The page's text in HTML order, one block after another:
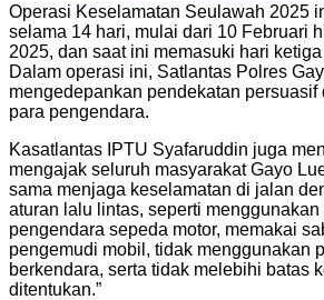
Operasi Keselamatan Seulawah 2025
selama 14 hari, mulai dari 10 Februari
2025, dan saat ini memasuki hari
Dalam operasi ini, Satlantas Polres
mengedepankan pendekatan persuasif
para pengendara.
Kasatlantas IPTU Syafaruddin juga
mengajak seluruh masyarakat Gayo
sama menjaga keselamatan di jalan
aturan lalu lintas, seperti menggunakan
pengendara sepeda motor, memakai
pengemudi mobil, tidak menggunakan
berkendara, serta tidak melebihi batas
ditentukan.”